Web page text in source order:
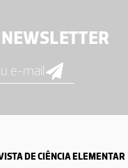
DE CIÊNCIA ELEMENTAR